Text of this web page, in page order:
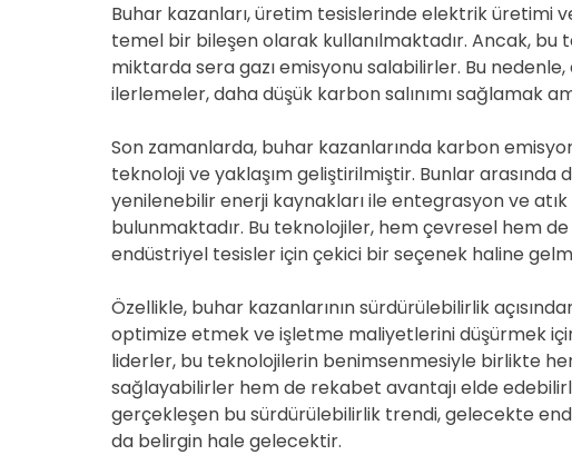
Buhar kazanları, üretim tesislerinde elektrik üretimi
temel bir bileşen olarak kullanılmaktadır. Ancak,
miktarda sera gazı emisyonu salabilirler. Bu
ilerlemeler, daha düşük karbon salınımı sağlamak
Son zamanlarda, buhar kazanlarında karbon
teknoloji ve yaklaşım geliştirilmiştir. Bunlar
yenilenebilir enerji kaynakları ile entegrasyon ve atık
bulunmaktadır. Bu teknolojiler, hem çevresel hem
endüstriyel tesisler için çekici bir seçenek haline
Özellikle, buhar kazanlarının sürdürülebilirlik
optimize etmek ve işletme maliyetlerini düşürmek
liderler, bu teknolojilerin benimsenmesiyle birlikte
sağlayabilirler hem de rekabet avantajı elde
gerçekleşen bu sürdürülebilirlik trendi, gelecekte
da belirgin hale gelecektir.